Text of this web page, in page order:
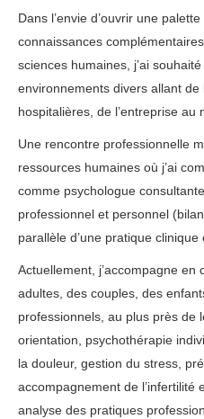
Dans l’envie d’ouvrir une
connaissances
sciences humaines, j’ai
environnements divers allant de
hospitalières, de l’entreprise au
Une rencontre professionnelle
ressources humaines où j’ai
comme psychologue
professionnel et personnel
parallèle d’une pratique clinique
Actuellement, j’accompagne
adultes, des couples, des
professionnels, au plus près de
orientation, psychothérapie
la douleur, gestion du stress,
accompagnement de l’infertilité
analyse des pratiques